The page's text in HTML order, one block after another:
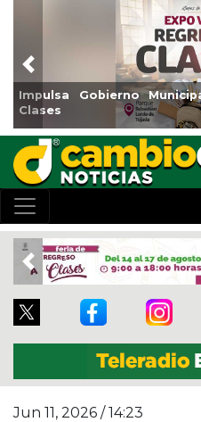
Impulsa Gobierno
Clases
Previous
Previous
Jun 11, 2026 / 14:23